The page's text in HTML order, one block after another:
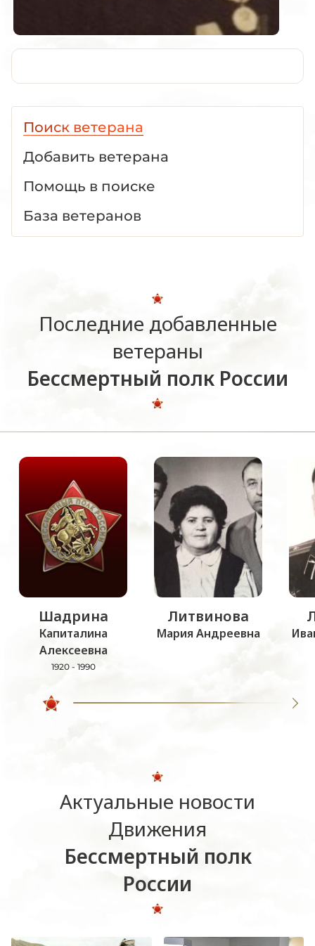
Поиск ветерана
Добавить ветерана
Помощь в поиске
База ветеранов
Последние добавленные
ветераны
Бессмертный полк России
Шадрина
Капиталина
Алексеевна
1920 - 1990
Литвинова
Мария Андреевна
Актуальные новости
Движения
Бессмертный полк
России